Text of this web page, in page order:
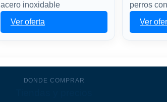
acero inoxidable
Ver oferta
perros
Ver
DONDE COMPRAR